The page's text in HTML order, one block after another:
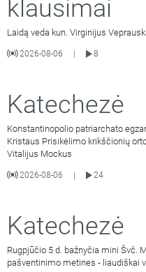
klausimai
Laidą veda kun. Virginijus
2026-08-06
8
Katechezė
Konstantinopolio patriarchato
Kristaus Prisikėlimo krikščionių
Vitalijus Mockus
2026-08-06 |
24
Katechezė
Rugpjūčio 5 d. bažnyčia mini Švč.
pašventinimo metines - liaudiškai